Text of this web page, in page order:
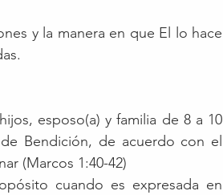
y la manera en que El lo hace
esposo(a) y familia de 8 a 10
Bendición, de acuerdo con el
(Marcos 1:40-42)
cuando es expresada en